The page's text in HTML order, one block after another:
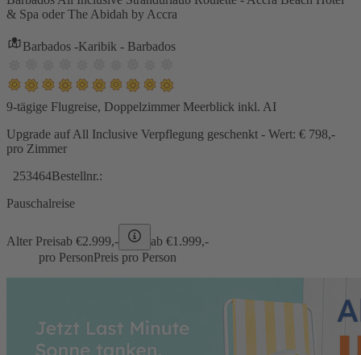
& Spa oder The Abidah by Accra
Barbados -Karibik - Barbados
9-tägige Flugreise, Doppelzimmer Meerblick inkl. AI
Upgrade auf All Inclusive Verpflegung geschenkt - Wert: € 798,-
pro Zimmer
253464Bestellnr.:
Pauschalreise
Alter Preisab €2.999,- ab €1.999,-
pro PersonPreis pro Person